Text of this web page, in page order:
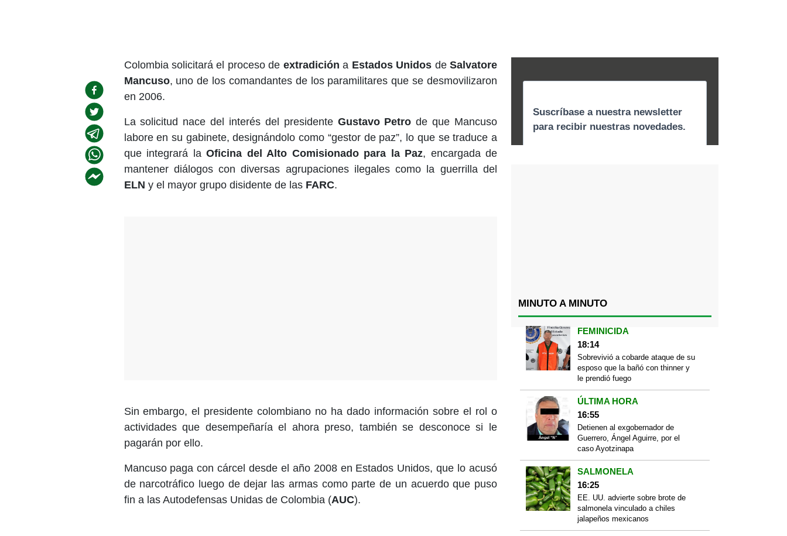
Colombia solicitará el proceso de extradicióna Estados Unidos deSalvatore
Mancuso, uno de los comandantes de los paramilitares que se desmovilizaron
en 2006.
La solicitud nace del interés del presidente Gustavo Petro de que Mancuso
labore en su gabinete, designándolo como “gestor de paz”, lo que se traduce a
que integrará la Oficina del Alto Comisionado para la Paz, encargada de
mantener diálogos con diversas agrupaciones ilegales como la guerrilla del
ELN y el mayor grupo disidente de las FARC.
Sin embargo, el presidente colombiano no ha dado información sobre el rol o
actividades que desempeñaría el ahora preso, también se desconoce si le
pagarán por ello.
Mancuso paga con cárcel desde el año 2008 en Estados Unidos, que lo acusó
de narcotráfico luego de dejar las armas como parte de un acuerdo que puso
fin a las Autodefensas Unidas de Colombia (AUC).
MINUTO A MINUTO
FEMINICIDA
18:14
Sobrevivió a cobarde ataque de su
esposo que la bañó con thinner y
le prendió fuego
ÚLTIMA HORA
16:55
Detienen al exgobernador de
Guerrero, Ángel Aguirre, por el
caso Ayotzinapa
SALMONELA
16:25
EE. UU. advierte sobre brote de
salmonela vinculado a chiles
jalapeños mexicanos